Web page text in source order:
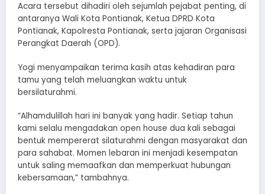
Acara tersebut dihadiri oleh sejumlah pejabat penting, di
antaranya Wali Kota Pontianak, Ketua DPRD Kota
Pontianak, Kapolresta Pontianak, serta jajaran Organisasi
Perangkat Daerah (OPD).
Yogi menyampaikan terima kasih atas kehadiran para
tamu yang telah meluangkan waktu untuk
bersilaturahmi.
“Alhamdulillah hari ini banyak yang hadir. Setiap tahun
kami selalu mengadakan open house dua kali sebagai
bentuk mempererat silaturahmi dengan masyarakat dan
para sahabat. Momen lebaran ini menjadi kesempatan
untuk saling memaafkan dan memperkuat hubungan
kebersamaan,” tambahnya.